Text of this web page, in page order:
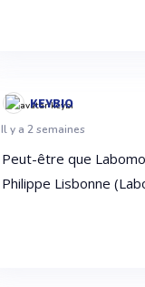
KEYBIO
Il y a 2 semaines
Peut-être que
Philippe Lisbonne